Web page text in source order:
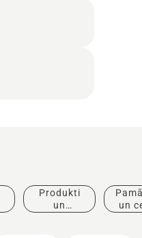
Produkti
un
un